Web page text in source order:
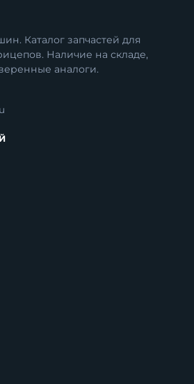
Каталог запчастей для
Наличие на складе,
аналоги.